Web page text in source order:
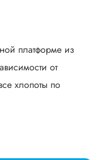
платформе из
от
хлопоты по